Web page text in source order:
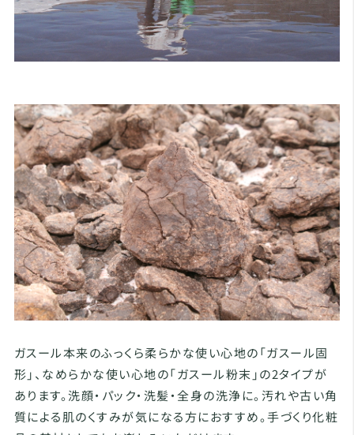
ガスール本来のふっくら柔らかな使い心地の「ガスール固
形」、なめらかな使い心地の「ガスール粉末」の2タイプが
あります。洗顔・パック・洗髪・全身の洗浄に。汚れや古い角
質による肌のくすみが気になる方におすすめ。手づくり化粧